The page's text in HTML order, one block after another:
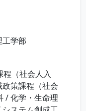
学部
程（社会人入
策課程（社会
/ 化学・生命理